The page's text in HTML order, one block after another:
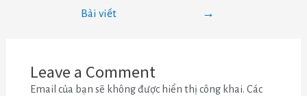
Bài viết →
Leave a Comment
Email của bạn sẽ không được hiển thị công khai. Các